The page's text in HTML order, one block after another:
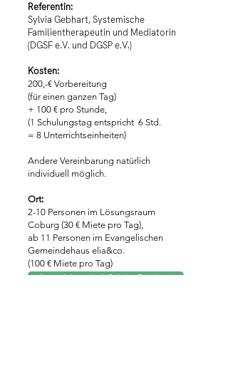
Referentin:
Sylvia Gebhart, Systemische
Familientherapeutin und Mediatorin
(DGSF e.V. und DGSP e.V.)
Kosten:
200,-€ Vorbereitung
(für einen ganzen Tag)
+ 100 € pro Stunde,
(1 Schulungstag entspricht 6 Std.
= 8 Unterrichtseinheiten)
Andere Vereinbarung natürlich
individuell möglich.
Ort:
2-10 Personen im Lösungsraum
Coburg (30 € Miete pro Tag),
ab 11 Personen im Evangelischen
Gemeindehaus elia&co.
(100 € Miete pro Tag)
Anmeldung bei Sylvia Gebhart